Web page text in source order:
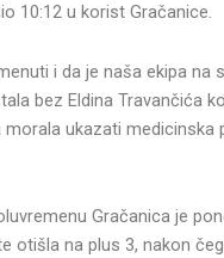
10:12 u korist Gračanice.
i da je naša ekipa na
bez Eldina Travančića
morala ukazati medicinska
Gračanica je
otišla na plus 3, nakon